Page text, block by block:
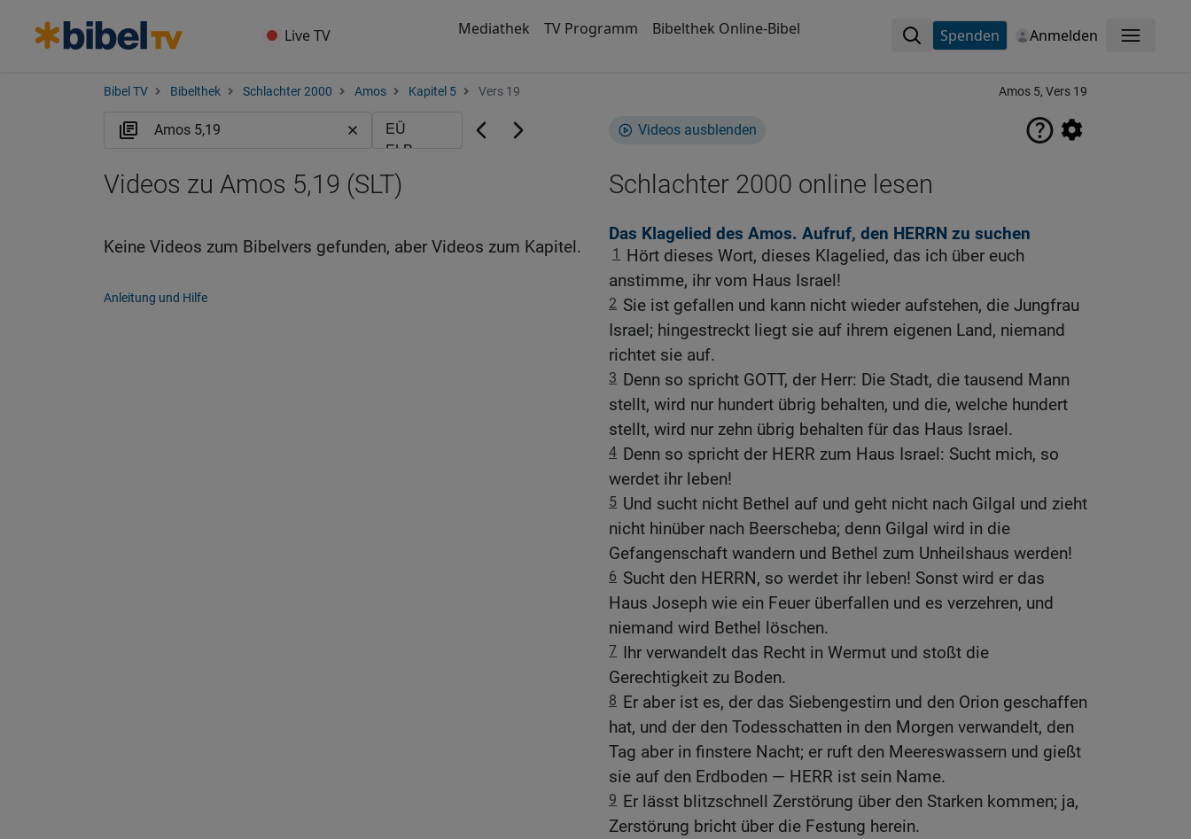
Live TV Mediathek TV Programm Bibelthek Online-Bibel Spenden Anmelden Menü
Bibel TV Bibelthek Schlachter 2000 Amos Kapitel 5 Vers 19 Amos 5, Vers 19
Videos ausblenden
Schlachter 2000 online lesen
Das Klagelied des Amos. Aufruf, den HERRN zu suchen
1
Hört dieses Wort, dieses Klagelied, das ich über euch
anstimme, ihr vom Haus Israel!
2 Sie ist gefallen und kann nicht wieder aufstehen, die Jungfrau
Israel; hingestreckt liegt sie auf ihrem eigenen Land, niemand
richtet sie auf.
3 Denn so spricht GOTT, der Herr: Die Stadt, die tausend Mann
stellt, wird nur hundert übrig behalten, und die, welche hundert
stellt, wird nur zehn übrig behalten für das Haus Israel.
4 Denn so spricht der HERR zum Haus Israel: Sucht mich, so
werdet ihr leben!
5 Und sucht nicht Bethel auf und geht nicht nach Gilgal und zieht
nicht hinüber nach Beerscheba; denn Gilgal wird in die
Gefangenschaft wandern und Bethel zum Unheilshaus werden!
6 Sucht den HERRN, so werdet ihr leben! Sonst wird er das
Haus Joseph wie ein Feuer überfallen und es verzehren, und
niemand wird Bethel löschen.
7 Ihr verwandelt das Recht in Wermut und stoßt die
Gerechtigkeit zu Boden.
8 Er aber ist es, der das Siebengestirn und den Orion geschaffen
hat, und der den Todesschatten in den Morgen verwandelt, den
Tag aber in finstere Nacht; er ruft den Meereswassern und gießt
sie auf den Erdboden — HERR ist sein Name.
9 Er lässt blitzschnell Zerstörung über den Starken kommen; ja,
Zerstörung bricht über die Festung herein.
Videos zu Amos 5,19 (SLT)
Keine Videos zum Bibelvers gefunden, aber Videos zum Kapitel.
Anleitung und Hilfe